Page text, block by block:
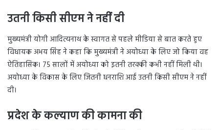
उतनी किसी सीएम ने नहीं दी
मुख्यमंत्री योगी आदित्यनाथ के स्वागत से पहले मीडिया से बात करते हुए
विधायक अभय सिंह ने कहा कि मुख्यमंत्री ने अयोध्या के लिए जो किया वह
ऐतिहासिक। 75 सालों में अयोध्या को इतनी तरक्की कभी नहीं मिली थी।
अयोध्या के विकास के लिए जितनी धनराशि आई उतनी किसी सीएम ने नहीं
दी।
प्रदेश के कल्याण की कामना की